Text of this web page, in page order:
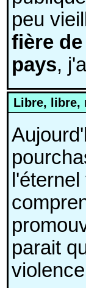
peu
fière
pays,
Libre, libre,
parait